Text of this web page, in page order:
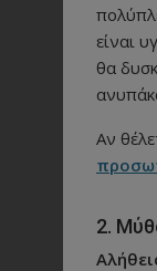
είναι
θα
Αν
2.